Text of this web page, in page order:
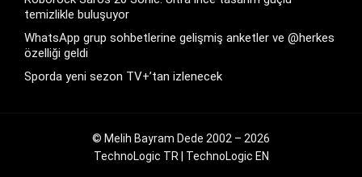
temizlikle buluşuyor
WhatsApp grup sohbetlerine gelişmiş anketler ve @herkes
özelliği geldi
Sporda yeni sezon TV+’tan izlenecek
© Melih Bayram Dede 2002 – 2026
TechnoLogic TR | TechnoLogic EN